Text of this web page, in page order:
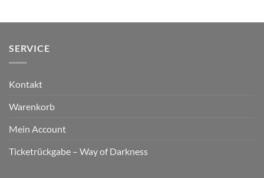
SERVICE
Kontakt
Warenkorb
Mein Account
Ticketrückgabe – Way of Darkness